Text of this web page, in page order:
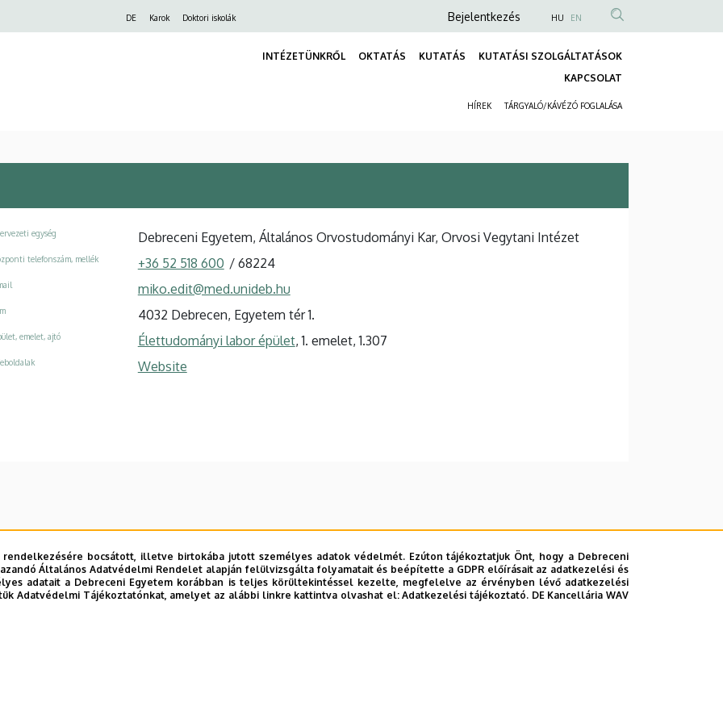
DE Karok Doktori iskolák
Anonim
fiók
Bejelentkezés HU EN
INTÉZETÜNKRŐL OKTATÁS KUTATÁS
KUTATÁSI SZOLGÁLTATÁSOK
KAPCSOLAT
HÍREK TÁRGYALÓ/KÁVÉZÓ FOGLALÁSA
egység Debreceni Egyetem, Általános Orvostudományi Kar, Orvosi Vegytani Intézet
telefonszám, mellék +36 52 518 600 / 68224
miko.edit@med.unideb.hu
4032 Debrecen, Egyetem tér 1.
emelet, ajtó Élettudományi labor épület, 1. emelet, 1.307
Website
bocsátott, illetve birtokába jutott személyes adatok védelmét. Ezúton tájékoztatjuk Önt, hogy a Debreceni
Általános Adatvédelmi Rendelet alapján felülvizsgálta folyamatait és beépítette a GDPR előírásait az adatkezelési és
adatait a Debreceni Egyetem korábban is teljes körültekintéssel kezelte, megfelelve az érvényben lévő adatkezelési
Adatvédelmi Tájékoztatónkat, amelyet az alábbi linkre kattintva olvashat el:Adatkezelési tájékoztató. DE Kancellária WAV